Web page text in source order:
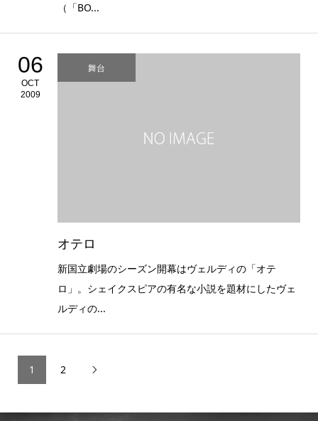
（「BO...
06
OCT
2009
舞台
オテロ
新国立劇場のシーズン開幕はヴェルディの「オテ
ロ」。シェイクスピアの有名な小説を題材にしたヴェ
ルディの...
1 2 